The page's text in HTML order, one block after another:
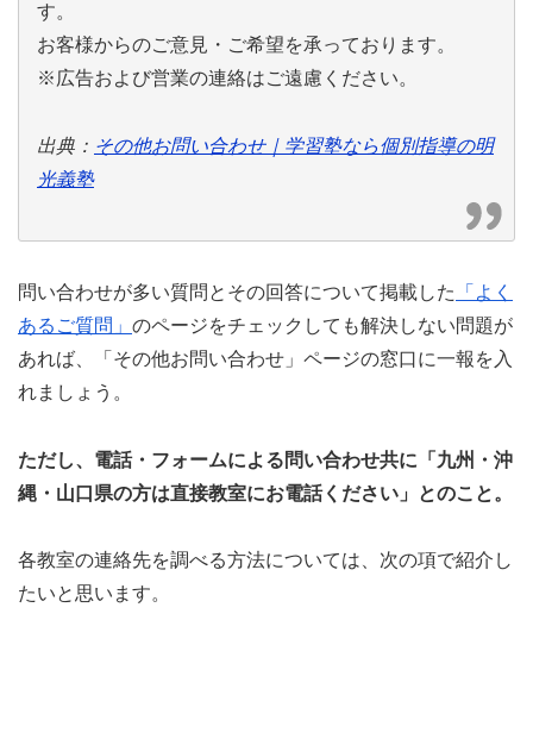
す。
お客様からのご意見・ご希望を承っております。
※広告および営業の連絡はご遠慮ください。
出典： その他お問い合わせ｜学習塾なら個別指導の明
光義塾
問い合わせが多い質問とその回答について掲載した
「よく
あるご質問」 のページをチェックしても解決しない問題が
あれば、「その他お問い合わせ」ページの窓口に一報を入
れましょう。
ただし、電話・フォームによる問い合わせ共に「九州・沖
縄・山口県の方は直接教室にお電話ください」とのこと。
各教室の連絡先を調べる方法については、次の項で紹介し
たいと思います。